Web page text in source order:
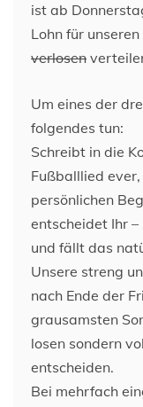
ist ab
Lohn für
verlosen
Um eines der
folgendes tun:
Schreibt in die
Fußballlied
persönlichen
entscheidet Ihr
und fällt das
Unsere streng
nach Ende der
grausamsten
losen sondern
entscheiden.
Bei mehrfach